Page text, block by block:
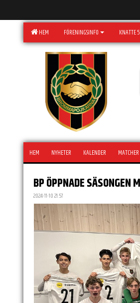
HEM FÖRENINGSINFO KNATTE
HEM NYHETER KALENDER MATCHER
BP ÖPPNADE
2024-11-10 21:57